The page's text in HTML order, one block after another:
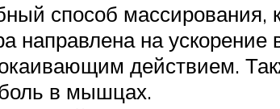
способ массирования,
направлена на
действием.
в мышцах.